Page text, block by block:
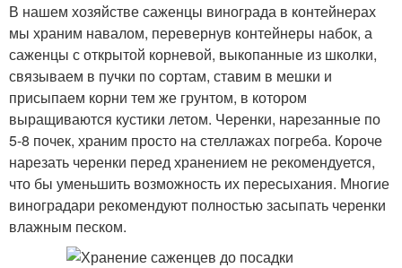
В нашем хозяйстве саженцы винограда в контейнерах
мы храним навалом, перевернув контейнеры набок, а
саженцы с открытой корневой, выкопанные из школки,
связываем в пучки по сортам, ставим в мешки и
присыпаем корни тем же грунтом, в котором
выращиваются кустики летом. Черенки, нарезанные по
5-8 почек, храним просто на стеллажах погреба. Короче
нарезать черенки перед хранением не рекомендуется,
что бы уменьшить возможность их пересыхания. Многие
виноградари рекомендуют полностью засыпать черенки
влажным песком.